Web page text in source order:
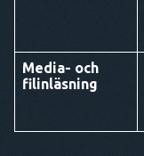
Media- och
filinläsning